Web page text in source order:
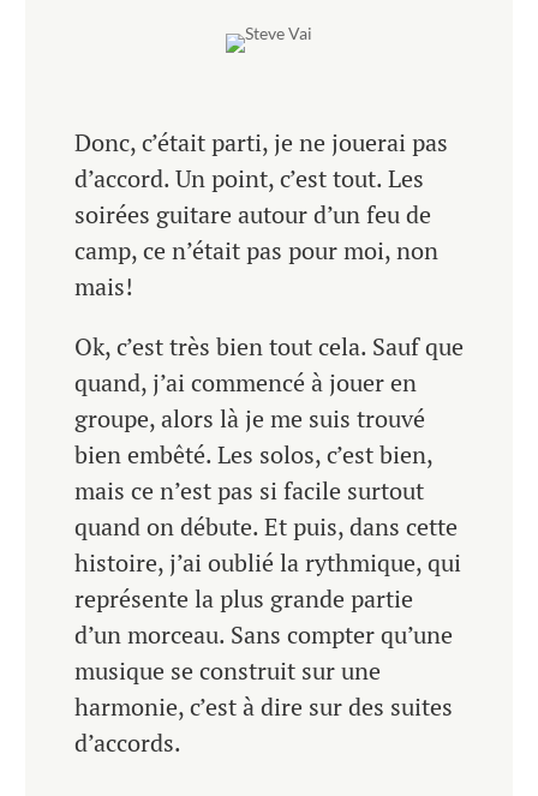
Donc, c’était parti, je ne jouerai pas
d’accord. Un point, c’est tout. Les
soirées guitare autour d’un feu de
camp, ce n’était pas pour moi, non
mais!
Ok, c’est très bien tout cela. Sauf que
quand, j’ai commencé à jouer en
groupe, alors là je me suis trouvé
bien embêté. Les solos, c’est bien,
mais ce n’est pas si facile surtout
quand on débute. Et puis, dans cette
histoire, j’ai oublié la rythmique, qui
représente la plus grande partie
d’un morceau. Sans compter qu’une
musique se construit sur une
harmonie, c’est à dire sur des suites
d’accords.